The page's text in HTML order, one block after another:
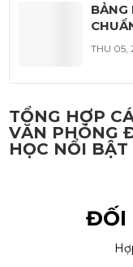
BẢNG
THU 05,
TỔNG HỢP
VĂN PHÒNG
HỌC NỔI BẬT
ĐỐI